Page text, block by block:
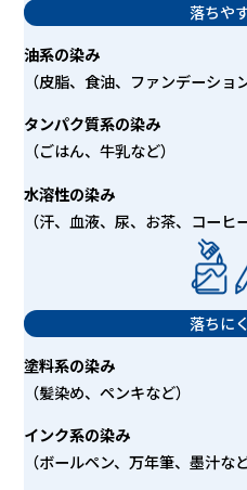
落ちや
油系の染み
（皮脂、食油、ファンデーショ
タンパク質系の染み
（ごはん、牛乳など）
水溶性の染み
（汗、血液、尿、お茶、コーヒ
落ちに
塗料系の染み
（髪染め、ペンキなど）
インク系の染み
（ボールペン、万年筆、墨汁など